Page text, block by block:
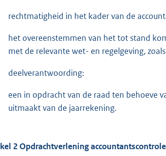
rechtmatigheid in het kader van de
het overeenstemmen van het tot stand
met de relevante wet- en regelgeving,
deelverantwoording:
een in opdracht van de raad ten behoeve
uitmaakt van de jaarrekening.
2 Opdrachtverlening accountantscontrole